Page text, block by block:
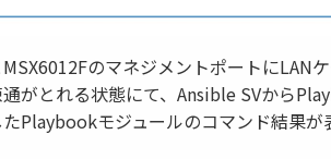
のマネジメントポートにLAN
がとれる状態にて、Ansible SVから
Playbookモジュールのコマンド結果が